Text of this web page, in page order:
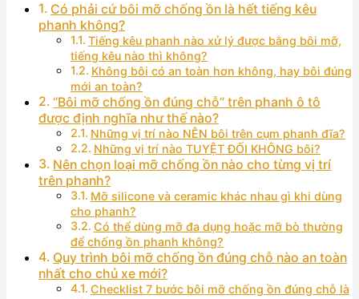
Có phải cứ bôi mỡ chống ồn là hết tiếng kêu
phanh không?
Tiếng kêu phanh nào xử lý được bằng bôi mỡ,
tiếng kêu nào thì không?
Không bôi có an toàn hơn không, hay bôi đúng
mới an toàn?
“Bôi mỡ chống ồn đúng chỗ” trên phanh ô tô
được định nghĩa như thế nào?
Những vị trí nào NÊN bôi trên cụm phanh đĩa?
Những vị trí nào TUYỆT ĐỐI KHÔNG bôi?
Nên chọn loại mỡ chống ồn nào cho từng vị trí
trên phanh?
Mỡ silicone và ceramic khác nhau gì khi dùng
cho phanh?
Có thể dùng mỡ đa dụng hoặc mỡ bò thường
để chống ồn phanh không?
Quy trình bôi mỡ chống ồn đúng chỗ nào an toàn
nhất cho chủ xe mới?
Checklist 7 bước bôi mỡ chống ồn đúng chỗ là